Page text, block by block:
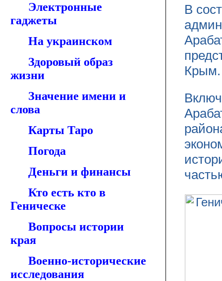
Электронные
гаджеты
На украинском
Здоровый образ
жизни
Значение имени и
слова
Карты Таро
Погода
Деньги и финансы
Кто есть кто в
Геническе
Вопросы истории
края
Военно-исторические
исследования
В
Крым.